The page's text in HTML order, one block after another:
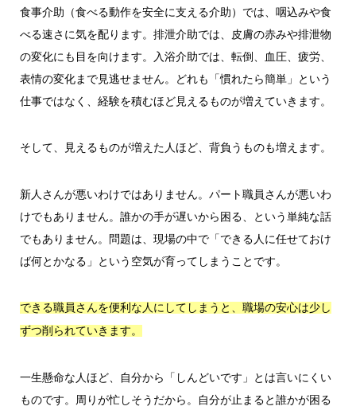
食事介助（食べる動作を安全に支える介助）では、咽込みや食
べる速さに気を配ります。排泄介助では、皮膚の赤みや排泄物
の変化にも目を向けます。入浴介助では、転倒、血圧、疲労、
表情の変化まで見逃せません。どれも「慣れたら簡単」という
仕事ではなく、経験を積むほど見えるものが増えていきます。
そして、見えるものが増えた人ほど、背負うものも増えます。
新人さんが悪いわけではありません。パート職員さんが悪いわ
けでもありません。誰かの手が遅いから困る、という単純な話
でもありません。問題は、現場の中で「できる人に任せておけ
ば何とかなる」という空気が育ってしまうことです。
できる職員さんを便利な人にしてしまうと、職場の安心は少し
ずつ削られていきます。
一生懸命な人ほど、自分から「しんどいです」とは言いにくい
ものです。周りが忙しそうだから。自分が止まると誰かが困る